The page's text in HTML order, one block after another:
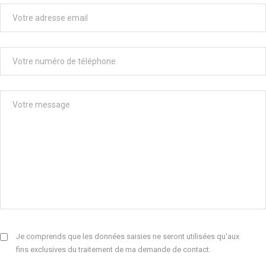
Je comprends que les données saisies ne seront utilisées qu'aux
fins exclusives du traitement de ma demande de contact.